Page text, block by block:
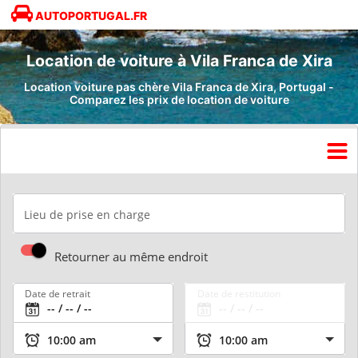
AUTOPORTUGAL.FR
Location de voiture à Vila Franca de Xira
Location voiture pas chère Vila Franca de Xira, Portugal -
Comparez les prix de location de voiture
Lieu de prise en charge
Retourner au même endroit
Date de retrait